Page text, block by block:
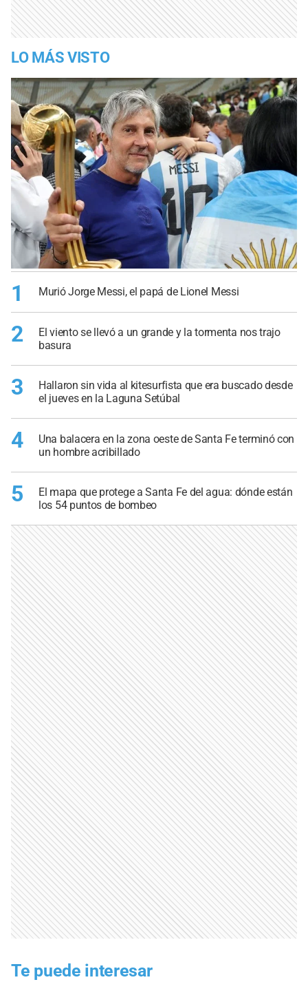
LO MÁS VISTO
1 Murió Jorge Messi, el papá de Lionel Messi
2
El viento se llevó a un grande y la tormenta nos trajo
basura
3
Hallaron sin vida al kitesurfista que era buscado desde
el jueves en la Laguna Setúbal
4
Una balacera en la zona oeste de Santa Fe terminó con
un hombre acribillado
5
El mapa que protege a Santa Fe del agua: dónde están
los 54 puntos de bombeo
Te puede interesar